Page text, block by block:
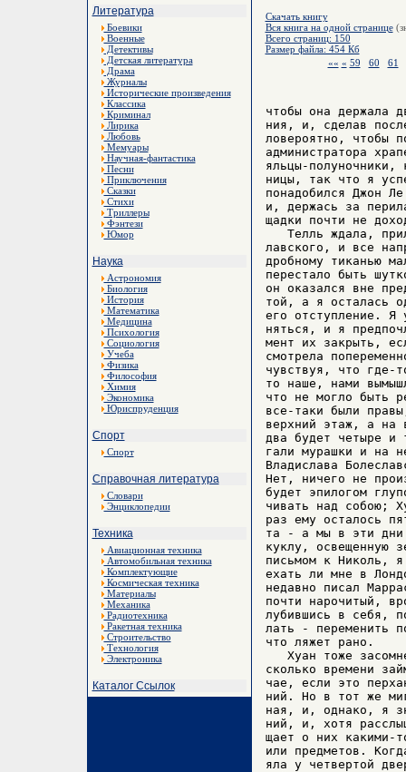
Литература
Боевики
Военные
Детективы
Детская литература
Драма
Журналы
Исторические произведения
Классика
Криминал
Лирика
Любовь
Мемуары
Научная-фантастика
Песни
Приключения
Сказки
Стихи
Триллеры
Фэнтези
Юмор
Наука
Астрономия
Биология
История
Математика
Медицина
Психология
Социология
Учеба
Физика
Философия
Химия
Экономика
Юриспруденция
Спорт
Спорт
Справочная литература
Словари
Энциклопедии
Техника
Авиационная техника
Автомобильная техника
Комплектующие
Космическая техника
Материалы
Механика
Радиотехника
Ракетная техника
Строительство
Технология
Электроника
Каталог Ссылок
Скачать книгу
Вся книга на одной странице
Всего страниц: 150
Размер файла: 454 Кб
«« « 59 60 61
чтобы она держала
ния, и, сделав
ловероятно, чтобы
администратора
яльцы-
ницы, так что я
понадобился Джон
и, держась за
щадки почти не
Телль ждала,
лавского, и все
дробному тиканью
перестало быть
он оказался вне
той, а я осталась
его отступление. Я
няться, и я
мент их закрыть,
смотрела
чувствуя, что где-
то наше, нами
что не могло быть
все-таки были
верхний этаж, а на
два будет четыре
гали мурашки и на
Владислава
Нет, ничего не
будет эпилогом
чивать над собою;
раз ему осталось
та - а мы в эти дни
куклу, освещенную
письмом к Николь,
ехать ли мне в
недавно писал
почти нарочитый,
лубившись в себя,
лать - переменить
что ляжет рано.
Хуан тоже
сколько времени
чае, если это
ний. Но в тот же
ная, и, однако, я
ний, и, хотя
щает о них какими-
или предметов.
яла у четвертой